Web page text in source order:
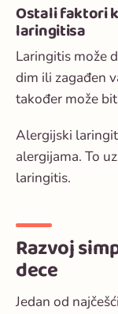
Ostali faktori
laringitisa
Laringitis može
dim ili zagađen
također može
Alergijski
alergijama. To
laringitis.
Razvoj
dece
Jedan od